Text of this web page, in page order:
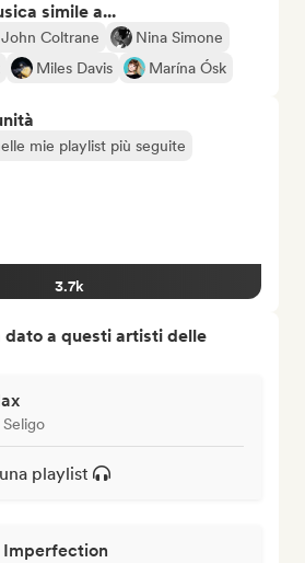
simile a...
John Coltrane
Nina Simone
Miles Davis Marína Ósk
mie playlist più seguite
3.7k
dato a questi artisti delle
playlist
Imperfection